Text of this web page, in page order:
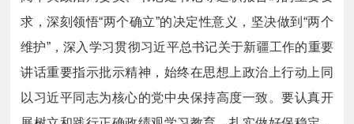
求，深刻领悟“两个确立”的决定性意义，坚决做到“两个
维护”，深入学习贯彻习近平总书记关于新疆工作的重要
讲话重要指示批示精神，始终在思想上政治上行动上同
以习近平同志为核心的党中央保持高度一致。要认真开